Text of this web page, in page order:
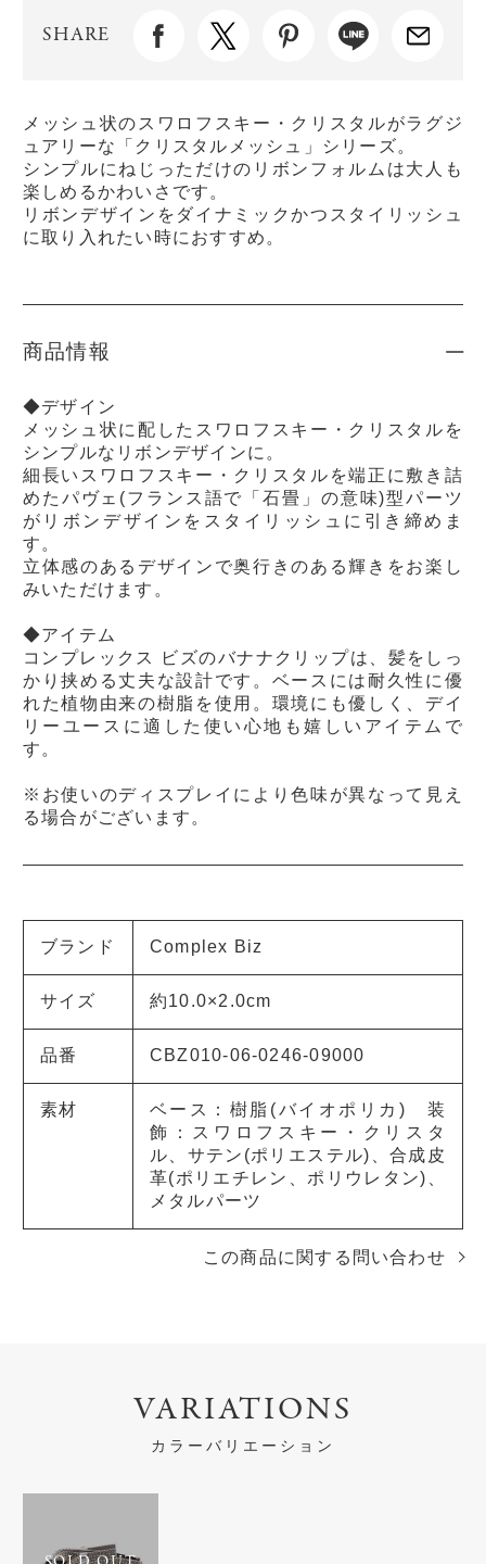
SHARE
メッシュ状のスワロフスキー・クリスタルがラグジ
ュアリーな「クリスタルメッシュ」シリーズ。
シンプルにねじっただけのリボンフォルムは大人も
楽しめるかわいさです。
リボンデザインをダイナミックかつスタイリッシュ
に取り入れたい時におすすめ。
商品情報
◆デザイン
メッシュ状に配したスワロフスキー・クリスタルを
シンプルなリボンデザインに。
細長いスワロフスキー・クリスタルを端正に敷き詰
めたパヴェ(フランス語で「石畳」の意味)型パーツ
がリボンデザインをスタイリッシュに引き締めま
す。
立体感のあるデザインで奥行きのある輝きをお楽し
みいただけます。
◆アイテム
コンプレックス ビズのバナナクリップは、髪をしっ
かり挟める丈夫な設計です。ベースには耐久性に優
れた植物由来の樹脂を使用。環境にも優しく、デイ
リーユースに適した使い心地も嬉しいアイテムで
す。
※お使いのディスプレイにより色味が異なって見え
る場合がございます。
ブランド Complex Biz
サイズ 約10.0×2.0cm
品番 CBZ010-06-0246-09000
素材
ベース：樹脂(バイオポリカ) 装
飾：スワロフスキー・クリスタ
ル、サテン(ポリエステル)、合成皮
革(ポリエチレン、ポリウレタン)、
メタルパーツ
この商品に関する問い合わせ
VARIATIONS
カラーバリエーション